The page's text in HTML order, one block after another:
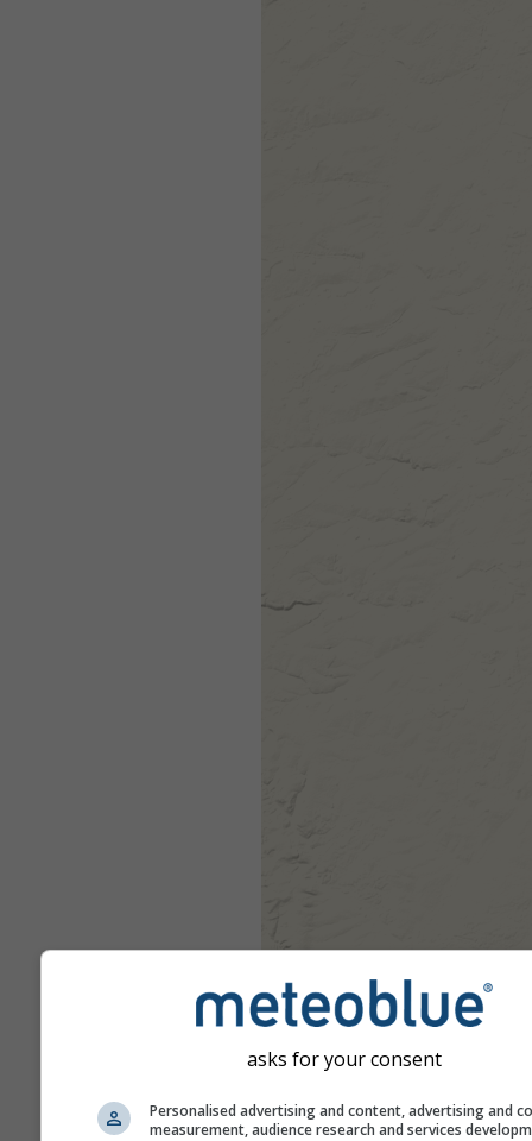
asks for your consent
Personalised advertising and content, advertising and
measurement, audience research and services